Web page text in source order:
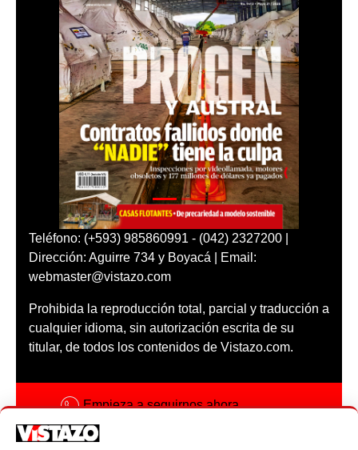
Teléfono: (+593) 985860991 - (042) 2327200 |
Dirección: Aguirre 734 y Boyacá | Email:
webmaster@vistazo.com
Prohibida la reproducción total, parcial y traducción a
cualquier idioma, sin autorización escrita de su
titular, de todos los contenidos de Vistazo.com.
Empieza a seguirnos ahora